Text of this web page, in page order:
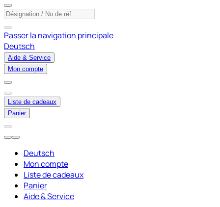
Passer la navigation principale
Deutsch
Aide & Service
Mon compte
Liste de cadeaux
Panier
Deutsch
Mon compte
Liste de cadeaux
Panier
Aide & Service